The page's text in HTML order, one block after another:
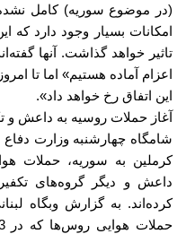
(در موضوع سوریه)کامل
امکانات بسیار وجود دارد که
تاثیر خواهد گذاشت. آنها
اعزام آماده هستیم» اما تا
این اتفاق رخ خواهد داد».
آغاز حملات روسیه به داعش و
شامگاه چهارشنبه وزارت دفاع
کرملین به سوریه، حملات
داعش و دیگر گروه‌های
کرده‌اند. به گزارش وبگاه
حملات هوایی روس‌ها که در